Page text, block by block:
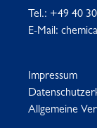
Tel.: +49 40
E-Mail:
Impressum
Allgemeine